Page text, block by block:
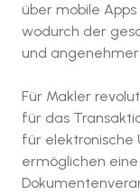
über mobile
wodurch der
und angenehmer
Für Makler
für das
für elektronische
ermöglichen